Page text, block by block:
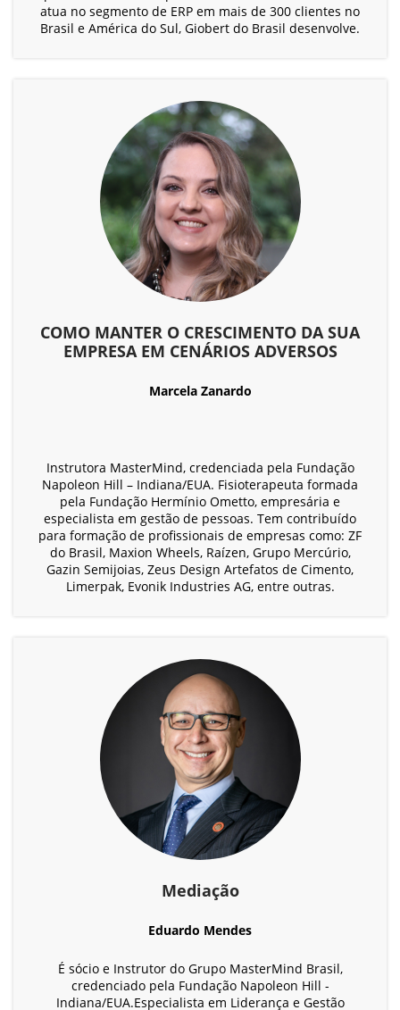
atua no segmento de ERP em mais de 300 clientes no
Brasil e América do Sul, Giobert do Brasil desenvolve.
COMO MANTER O CRESCIMENTO DA SUA
EMPRESA EM CENÁRIOS ADVERSOS
Marcela Zanardo
Instrutora MasterMind, credenciada pela Fundação
Napoleon Hill – Indiana/EUA. Fisioterapeuta formada
pela Fundação Hermínio Ometto, empresária e
especialista em gestão de pessoas. Tem contribuído
para formação de profissionais de empresas como: ZF
do Brasil, Maxion Wheels, Raízen, Grupo Mercúrio,
Gazin Semijoias, Zeus Design Artefatos de Cimento,
Limerpak, Evonik Industries AG, entre outras.
Mediação
Eduardo Mendes
É sócio e Instrutor do Grupo MasterMind Brasil,
credenciado pela Fundação Napoleon Hill -
Indiana/EUA.Especialista em Liderança e Gestão